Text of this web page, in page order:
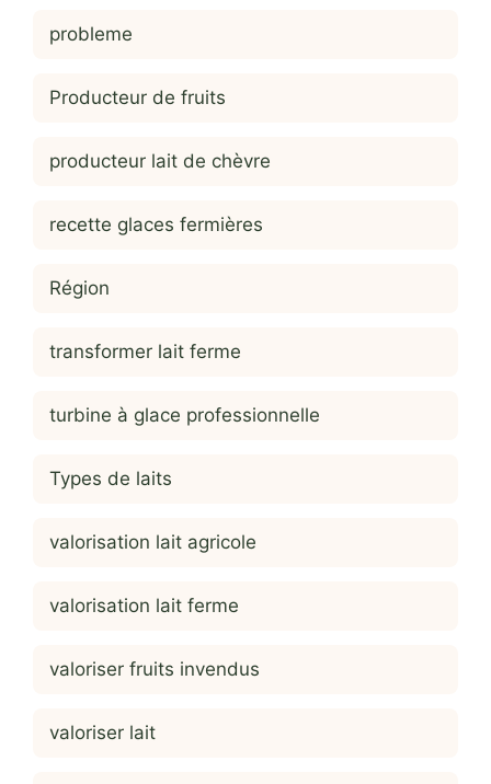
probleme
Producteur de fruits
producteur lait de chèvre
recette glaces fermières
Région
transformer lait ferme
turbine à glace professionnelle
Types de laits
valorisation lait agricole
valorisation lait ferme
valoriser fruits invendus
valoriser lait